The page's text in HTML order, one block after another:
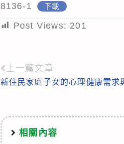
8136-1 下載
Post Views: 201
Read
more
上一篇文章
新住民家庭子女的心理健康需求
相關內容